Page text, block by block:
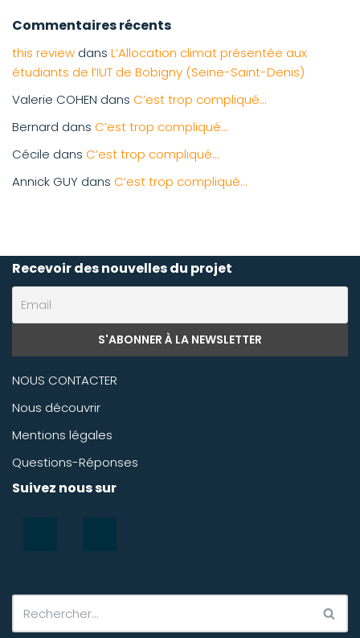
Commentaires récents
this review dans L’Allocation climat présentée aux
étudiants de l’IUT de Bobigny (Seine-Saint-Denis)
Valerie COHEN dans C’est trop compliqué…
Bernard dans C’est trop compliqué…
Cécile dans C’est trop compliqué…
Annick GUY dans C’est trop compliqué…
Recevoir des nouvelles du projet
NOUS CONTACTER
Nous découvrir
Mentions légales
Questions-Réponses
Suivez nous sur